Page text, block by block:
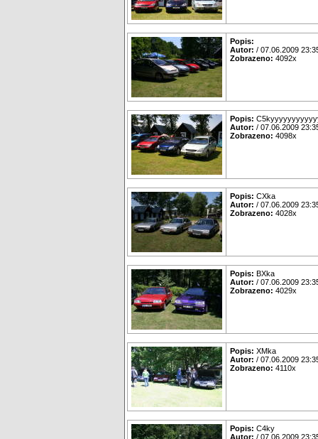
Popis:
Autor: / 07.06.2009
Zobrazeno: 4092x
Popis:
Autor: / 07.06.2009
Zobrazeno: 4098x
Popis: CXka
Autor: / 07.06.2009
Zobrazeno: 4028x
Popis: BXka
Autor: / 07.06.2009
Zobrazeno: 4029x
Popis: XMka
Autor: / 07.06.2009
Zobrazeno: 4110x
Popis: C4ky
Autor: / 07.06.2009